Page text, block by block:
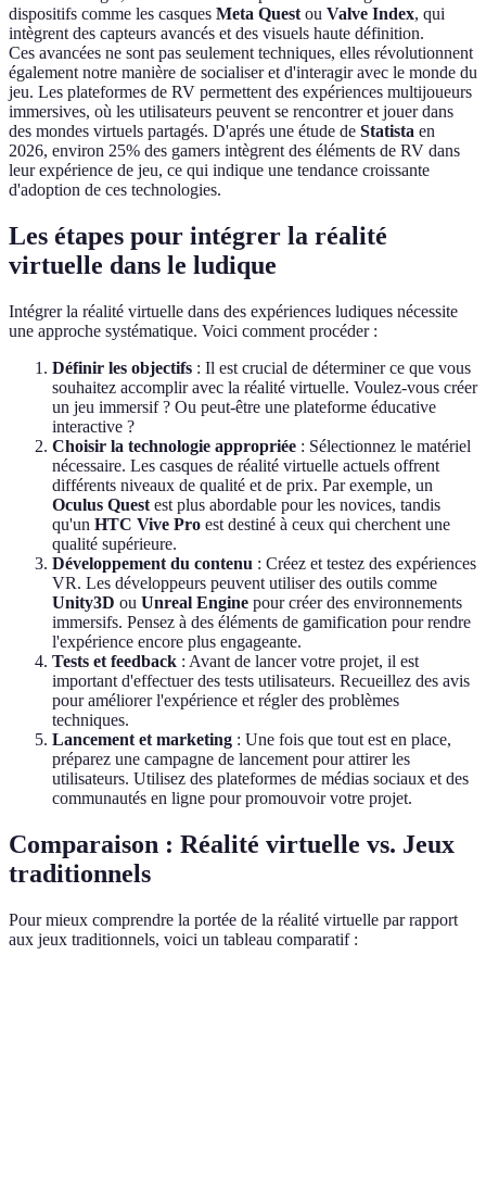
dispositifs comme les casques Meta Questou Valve Index, qui
intègrent des capteurs avancés et des visuels haute définition.
Ces avancées ne sont pas seulement techniques, elles révolutionnent
également notre manière de socialiser et d'interagir avec le monde du
jeu. Les plateformes de RV permettent des expériences multijoueurs
immersives, où les utilisateurs peuvent se rencontrer et jouer dans
des mondes virtuels partagés. D'aprés une étude de Statista en
2026, environ 25% des gamers intègrent des éléments de RV dans
leur expérience de jeu, ce qui indique une tendance croissante
d'adoption de ces technologies.
Les étapes pour intégrer la réalité
virtuelle dans le ludique
Intégrer la réalité virtuelle dans des expériences ludiques nécessite
une approche systématique. Voici comment procéder :
Définir les objectifs : Il est crucial de déterminer ce que vous
souhaitez accomplir avec la réalité virtuelle. Voulez-vous créer
un jeu immersif ? Ou peut-être une plateforme éducative
interactive ?
Choisir la technologie appropriée : Sélectionnez le matériel
nécessaire. Les casques de réalité virtuelle actuels offrent
différents niveaux de qualité et de prix. Par exemple, un
Oculus Quest est plus abordable pour les novices, tandis
qu'un HTC Vive Pro est destiné à ceux qui cherchent une
qualité supérieure.
Développement du contenu : Créez et testez des expériences
VR. Les développeurs peuvent utiliser des outils comme
Unity3D ou Unreal Engine pour créer des environnements
immersifs. Pensez à des éléments de gamification pour rendre
l'expérience encore plus engageante.
Tests et feedback : Avant de lancer votre projet, il est
important d'effectuer des tests utilisateurs. Recueillez des avis
pour améliorer l'expérience et régler des problèmes
techniques.
Lancement et marketing : Une fois que tout est en place,
préparez une campagne de lancement pour attirer les
utilisateurs. Utilisez des plateformes de médias sociaux et des
communautés en ligne pour promouvoir votre projet.
Comparaison : Réalité virtuelle vs. Jeux
traditionnels
Pour mieux comprendre la portée de la réalité virtuelle par rapport
aux jeux traditionnels, voici un tableau comparatif :